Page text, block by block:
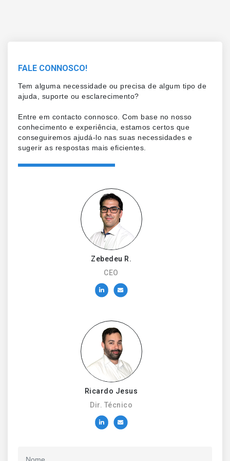
FALE CONNOSCO!
Tem alguma necessidade ou precisa de algum tipo de
ajuda, suporte ou esclarecimento?
Entre em contacto connosco. Com base no nosso
conhecimento e experiência, estamos certos que
conseguiremos ajudá-lo nas suas necessidades e
sugerir as respostas mais eficientes.
Zebedeu R.
CEO
Ricardo Jesus
Dir. Técnico